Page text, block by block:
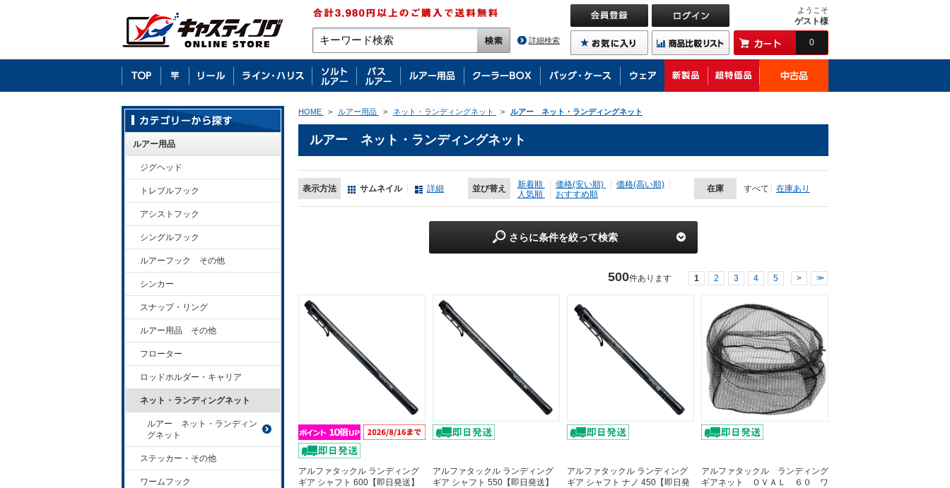
詳細検索
ようこそ
ゲスト様
0
HOME > ルアー用品 > ネット・ランディングネット > ルアー ネット・ランディングネット
ルアー ネット・ランディングネット
表示方法 サムネイル 詳細 並び替え 新着順 価格(安い順)
価格(高い順)
人気順
おすすめ順
在庫 すべて 在庫あり
さらに条件を絞って検索
500件あります 1 2 3 4 5 > >>
アルファタックル ランディング
ギア シャフト 600【即日発送】
アルファタックル ランディング
ギア シャフト 550【即日発送】
アルファタックル ランディング
ギア シャフト ナノ 450【即日発
アルファタックル ランディング
ギアネット ＯＶＡＬ ６０ ワ
ルアー用品
ジグヘッド
トレブルフック
アシストフック
シングルフック
ルアーフック その他
シンカー
スナップ・リング
ルアー用品 その他
フローター
ロッドホルダー・キャリア
ネット・ランディングネット
ルアー ネット・ランディン
グネット
ステッカー・その他
ワームフック